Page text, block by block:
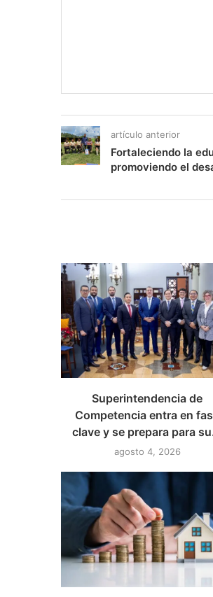
artículo anterior
Fortaleciendo la
promoviendo el
Superintendencia de
Competencia entra en
clave y se prepara para
agosto 4, 2026